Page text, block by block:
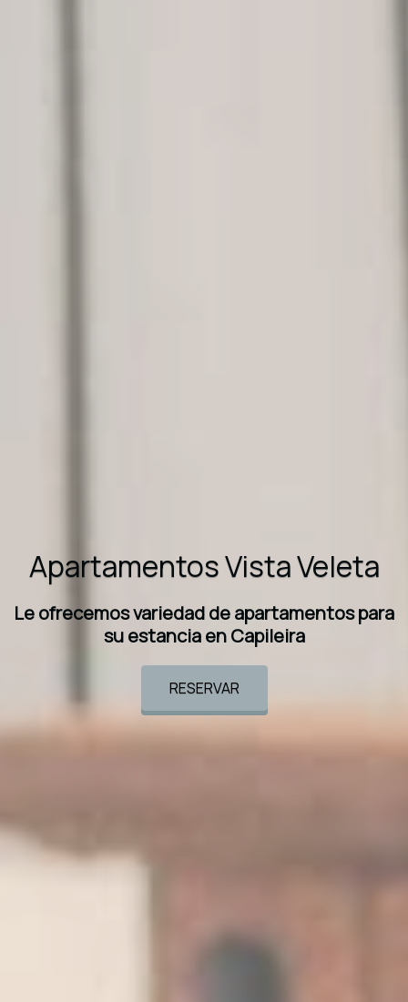
Apartamentos Vista Veleta
Le ofrecemos variedad de apartamentos para
su estancia en Capileira
RESERVAR